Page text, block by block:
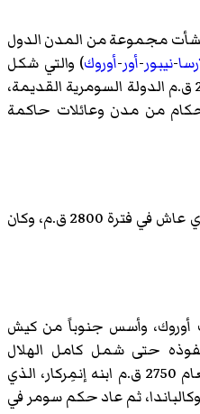
نشأت مجموعة من المدن الدول
-نيبور-أور-أوروك) والتي شكل
خضوعها لحكم واحد منذ 2800 ق.م الدولة السومرية القديمة،
من مدن وعائلات حاكمة
الذي عاش في فترة 2800 ق.م، وكان
وأسس جنوباً من كيش
حتى شمل كامل الهلال
الخصيب تقريباً، وخلفه ففي العام 2750 ق.م ابنه إنمِركار، الذي
ثم عاد حكم سومر في